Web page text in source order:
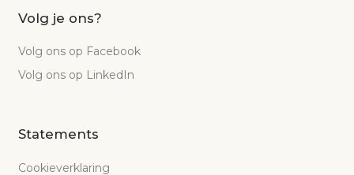
Volg je ons?
Volg ons op Facebook
Volg ons op LinkedIn
Statements
Cookieverklaring